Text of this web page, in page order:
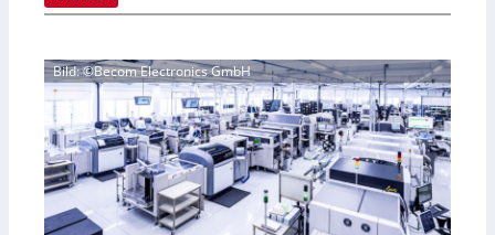
r
l
N
w
s
‘
i
i
o
N
i
g
h
t
2
-
e
n
z
u
r
T
h
O
P
s
ä
r
t
P
r
Bild: ©Becom Electronics GmbH